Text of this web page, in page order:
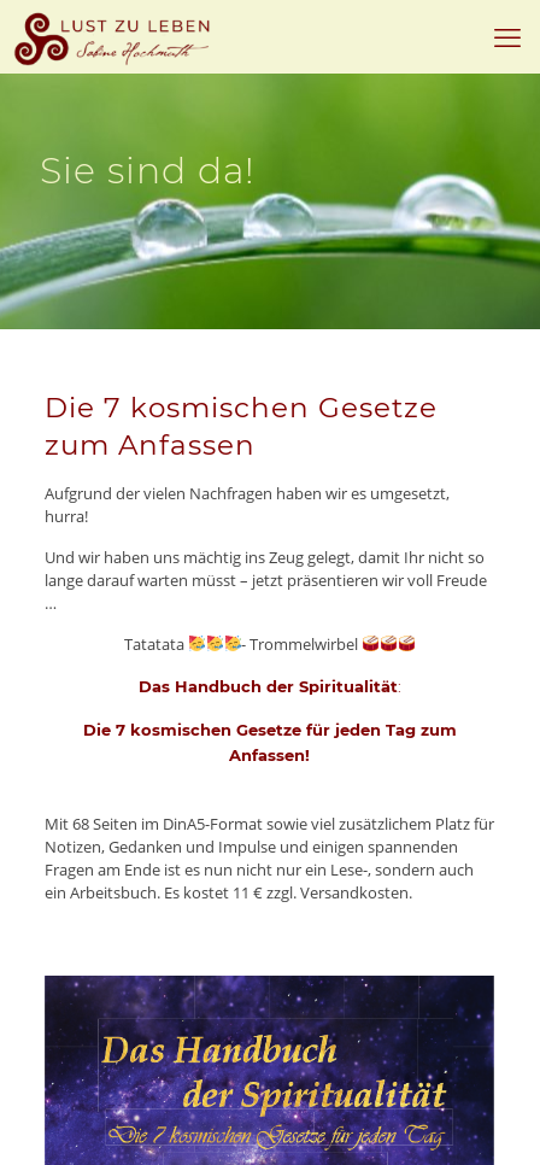
Sie sind da!
Die 7 kosmischen Gesetze
zum Anfassen
Aufgrund der vielen Nachfragen haben wir es umgesetzt,
hurra!
Und wir haben uns mächtig ins Zeug gelegt, damit Ihr nicht so
lange darauf warten müsst – jetzt präsentieren wir voll Freude
…
Tatatata
- Trommelwirbel
Das Handbuch der Spiritualität:
Die 7 kosmischen Gesetze für jeden Tag zum
Anfassen!
Mit 68 Seiten im DinA5-Format sowie viel zusätzlichem Platz für
Notizen, Gedanken und Impulse und einigen spannenden
Fragen am Ende ist es nun nicht nur ein Lese-, sondern auch
ein Arbeitsbuch. Es kostet 11 € zzgl. Versandkosten.